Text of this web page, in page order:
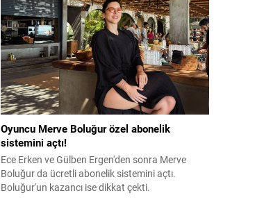
merak ediliyor. Meğer formülü çok basitmiş...
Oyuncu Merve Boluğur özel abonelik
sistemini açtı!
Ece Erken ve Gülben Ergen'den sonra Merve
Boluğur da ücretli abonelik sistemini açtı.
Boluğur'un kazancı ise dikkat çekti.